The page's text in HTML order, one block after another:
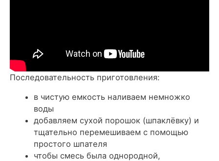
Последовательность приготовления:
в чистую емкость наливаем немножко
воды
добавляем сухой порошок (шпаклёвку) и
тщательно перемешиваем с помощью
простого шпателя
чтобы смесь была однородной,